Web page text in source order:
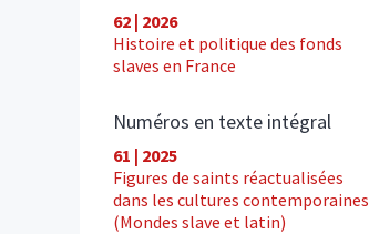
62 | 2026
Histoire et politique des fonds
slaves en France
Numéros en texte intégral
61 | 2025
Figures de saints réactualisées
dans les cultures contemporaines
(Mondes slave et latin)